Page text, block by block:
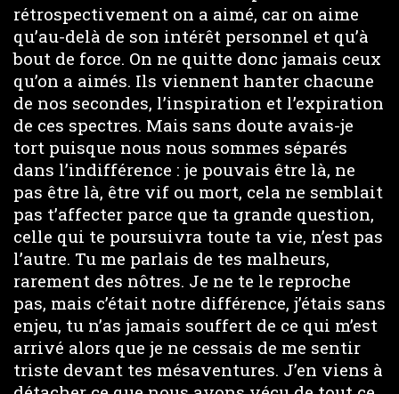
rétrospectivement on a aimé, car on aime
qu’au-delà de son intérêt personnel et qu’à
bout de force. On ne quitte donc jamais ceux
qu’on a aimés. Ils viennent hanter chacune
de nos secondes, l’inspiration et l’expiration
de ces spectres. Mais sans doute avais-je
tort puisque nous nous sommes séparés
dans l’indifférence : je pouvais être là, ne
pas être là, être vif ou mort, cela ne semblait
pas t’affecter parce que ta grande question,
celle qui te poursuivra toute ta vie, n’est pas
l’autre. Tu me parlais de tes malheurs,
rarement des nôtres. Je ne te le reproche
pas, mais c’était notre différence, j’étais sans
enjeu, tu n’as jamais souffert de ce qui m’est
arrivé alors que je ne cessais de me sentir
triste devant tes mésaventures. J’en viens à